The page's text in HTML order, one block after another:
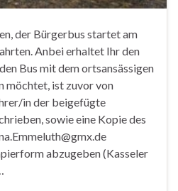
der Bürgerbus startet am
Anbei erhaltet Ihr den
Bus mit dem ortsansässigen
möchtet, ist zuvor von
in der beigefügte
sowie eine Kopie des
abzugeben (Kasseler